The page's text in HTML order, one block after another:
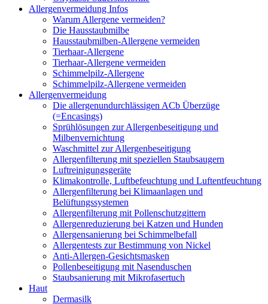
Allergenvermeidung Infos
Warum Allergene vermeiden?
Die Hausstaubmilbe
Hausstaubmilben-Allergene vermeiden
Tierhaar-Allergene
Tierhaar-Allergene vermeiden
Schimmelpilz-Allergene
Schimmelpilz-Allergene vermeiden
Allergenvermeidung
Die allergenundurchlässigen ACb Überzüge
(=Encasings)
Sprühlösungen zur Allergenbeseitigung und
Milbenvernichtung
Waschmittel zur Allergenbeseitigung
Allergenfilterung mit speziellen Staubsaugern
Luftreinigungsgeräte
Klimakontrolle, Luftbefeuchtung und Luftentfeuchtung
Allergenfilterung bei Klimaanlagen und
Belüftungssystemen
Allergenfilterung mit Pollenschutzgittern
Allergenreduzierung bei Katzen und Hunden
Allergensanierung bei Schimmelbefall
Allergentests zur Bestimmung von Nickel
Anti-Allergen-Gesichtsmasken
Pollenbeseitigung mit Nasenduschen
Staubsanierung mit Mikrofasertuch
Haut
Dermasilk